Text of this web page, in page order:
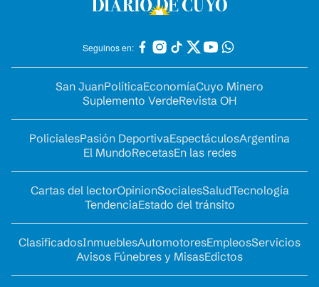
Seguinos en:
San JuanPolíticaEconomíaCuyo Minero
Suplemento VerdeRevista OH
PolicialesPasión DeportivaEspectáculosArgentina
El MundoRecetasEn las redes
Cartas del lectorOpinionSocialesSaludTecnología
TendenciaEstado del tránsito
ClasificadosInmueblesAutomotoresEmpleosServicios
Avisos Fúnebres y MisasEdictos